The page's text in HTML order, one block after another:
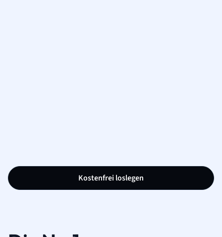
Kostenfrei loslegen